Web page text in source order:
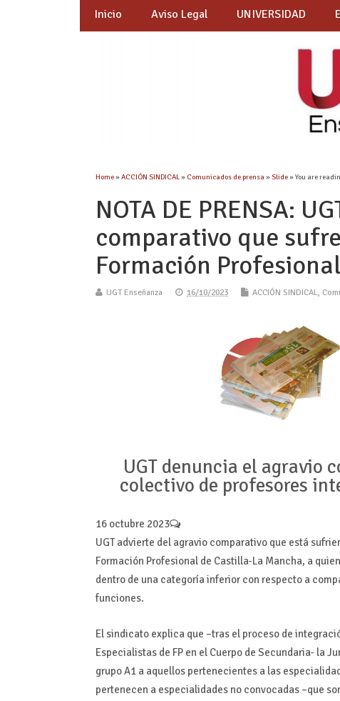
Inicio Aviso Legal UNIVERSIDAD
Home»ACCIÓN SINDICAL» Comunicados de prensa »Slide» You are
NOTA DE PRENSA:
comparativo que
Formación Profesional
UGT Enseñanza 16/10/2023 ACCIÓN SINDICAL,
UGT denuncia el agravio
colectivo de profesores
16 octubre 2023
UGT advierte del agravio comparativo que está
Formación Profesional de Castilla-La Mancha, a
dentro de una categoría inferior con respecto a
funciones.
El sindicato explica que –tras el proceso de
Especialistas de FP en el Cuerpo de Secundaria- la
grupo A1 a aquellos pertenecientes a las
pertenecen a especialidades no convocadas –que